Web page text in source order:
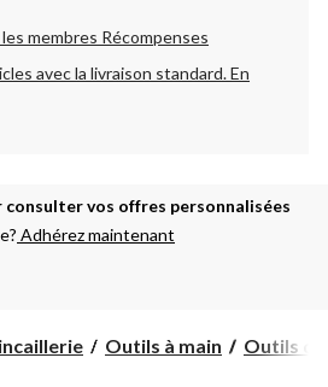
membres Récompenses
avec la livraison standard.En
consulter vos offres personnalisées
Adhérez maintenant
Outils à main Outils